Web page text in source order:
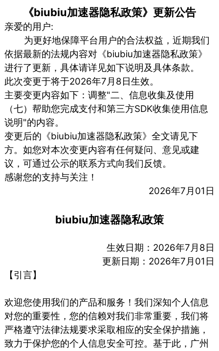
《biubiu加速器隐私政策》更新公告
亲爱的用户:
为更好地保障平台用户的合法权益，近期我们
依据最新的法规内容对《biubiu加速器隐私政策》
进行了更新，具体请详见如下说明及具体条款。
此次变更于将于2026年7月8日生效。
主要变更内容如下：调整"二、信息收集及使用
（七）帮助您完成支付和第三方SDK收集使用信息
说明"的内容。
变更后的《biubiu加速器隐私政策》全文请见下
方。如您对本次变更内容有任何疑问、意见或建
议，可通过公示的联系方式向我们反馈。
感谢您的支持与关注！
2026年7月01日
biubiu加速器隐私政策
生效日期：2026年7月8日
更新日期：2026年7月01日
【引言】
欢迎您使用我们的产品和服务！我们深知个人信息
对您的重要性，您的信赖对我们非常重要，我们将
严格遵守法律法规要求采取相应的安全保护措施，
致力于保护您的个人信息安全可控。基于此，⼴州